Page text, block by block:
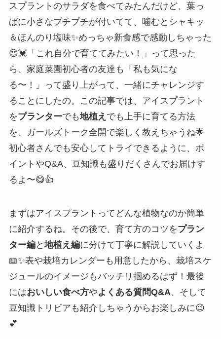
スプラントのサラダを食べてみたんだけど、葉っ
ぱに小さなプチプチが付いてて、噛むとシャキッ
＆ほんのり塩味✨めっちゃ新食感で感動しちゃった
😍💓「これ自分で育ててみたい！」って思った
ら、家庭菜園初心者の友達も「私も気にな
る〜！」って盛り上がって、一緒にチャレンジす
ることにしたの。この記事では、アイスプラント
をプランターでも地植え でも上手に育てる方法
を、ガールズトーク全開で楽しく教えちゃうね🌟
初心者さんでも安心してトライできるように、ポ
イントやQ&A、豆知識も盛りだくさんでお届けす
るよ〜😋👍
まずはアイスプラントってどんな植物なのか簡単
に紹介するね。その後で、育て方のコツをプラン
ター編と地植え編に分けて丁寧に解説していくよ
📖✨表や栽培カレンダーも用意したから、栽培スケ
ジュールのイメージもバッチリ掴めるはず！最後
にはおいしい食べ方やよくある質問Q&A、そして
豆知識トリビアも紹介しちゃうからお楽しみに😉
💕